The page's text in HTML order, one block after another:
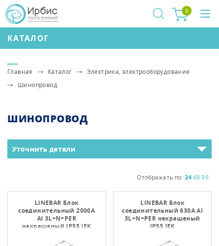
КАТАЛОГ
0
Главная Каталог
Электрика, электрооборудование
Шинопровод
Уточнить детали
ШИНОПРОВОД
Отображать по: 2448 96
LINEBAR Блок
соединительный 2000А
Al 3L+N+PER
некрашеный IP55 IEK
LINEBAR Блок
соединительный 630А Al
3L+N+PER некрашеный
IP55 IEK